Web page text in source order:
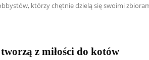
którzy chętnie dzielą się swoimi
z miłości do kotów